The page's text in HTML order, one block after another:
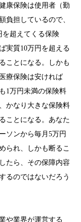
康保険は使用者（勤
負担しているので、
を超えてくる保険
実質10万円を超える
ことになる。しかも
療保険は安ければ
1万円未満の保険料
かなり大きな保険料
ことになる。あなた
ソンから毎月5万円
られ、しかも断るこ
たら、その保障内容
るのではないだろう
や業界が運営する